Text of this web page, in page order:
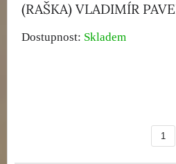
(RAŠKA) VLADIMÍR
Dostupnost: Skladem